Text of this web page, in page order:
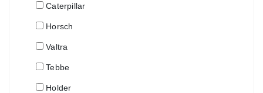
Caterpillar
Horsch
Valtra
Tebbe
Holder